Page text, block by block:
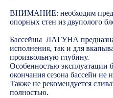
ВНИМАНИЕ: необходим
опорных стен из двуполого
Бассейны ЛАГУНА
исполнения, так и для
произвольную глубину.
Особенностью эксплуатации
окончания сезона бассейн не
Также не рекомендуется
полностью.